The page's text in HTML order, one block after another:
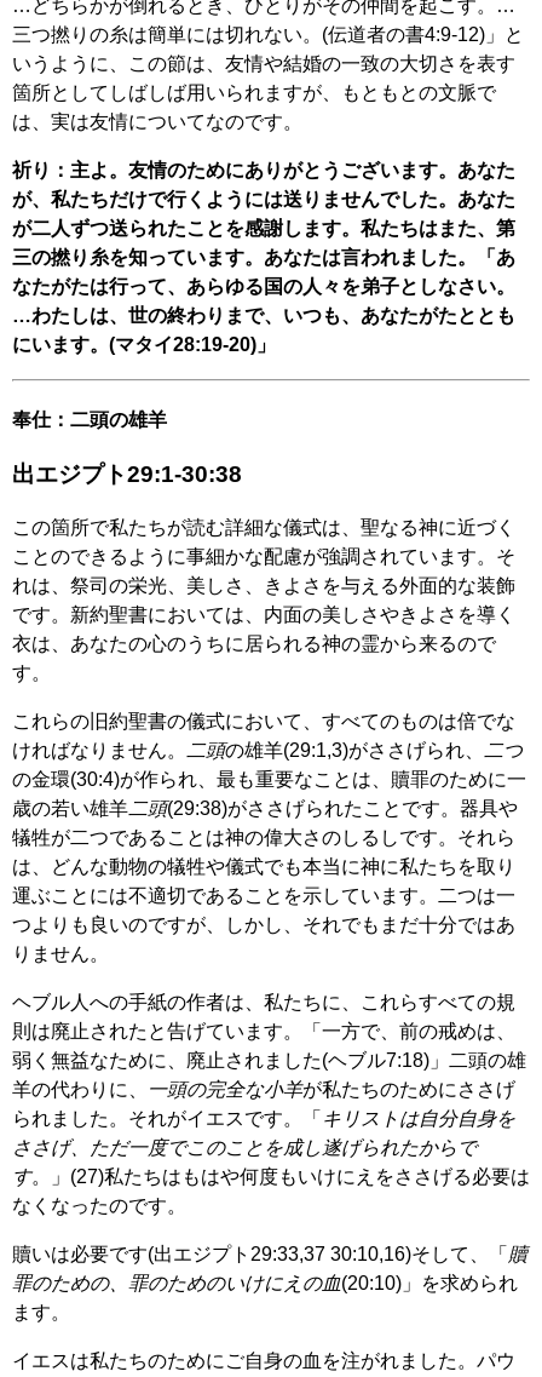
…どちらかが倒れるとき、ひとりがその仲間を起こす。…
三つ撚りの糸は簡単には切れない。(伝道者の書4:9-12)」と
いうように、この節は、友情や結婚の一致の大切さを表す
箇所としてしばしば用いられますが、もともとの文脈で
は、実は友情についてなのです。
祈り：主よ。友情のためにありがとうございます。あなた
が、私たちだけで行くようには送りませんでした。あなた
が二人ずつ送られたことを感謝します。私たちはまた、第
三の撚り糸を知っています。あなたは言われました。「あ
なたがたは行って、あらゆる国の人々を弟子としなさい。
…わたしは、世の終わりまで、いつも、あなたがたととも
にいます。(マタイ28:19-20)」
奉仕：二頭の雄羊
出エジプト29:1-30:38
この箇所で私たちが読む詳細な儀式は、聖なる神に近づく
ことのできるように事細かな配慮が強調されています。そ
れは、祭司の栄光、美しさ、きよさを与える外面的な装飾
です。新約聖書においては、内面の美しさやきよさを導く
衣は、あなたの心のうちに居られる神の霊から来るので
す。
これらの旧約聖書の儀式において、すべてのものは倍でな
ければなりません。
二頭の雄羊(29:1,3)がささげられ、
二つ
の金環(30:4)が作られ、最も重要なことは、贖罪のために一
歳の若い雄羊 二頭(29:38)がささげられたことです。器具や
犠牲が二つであることは神の偉大さのしるしです。それら
は、どんな動物の犠牲や儀式でも本当に神に私たちを取り
運ぶことには不適切であることを示しています。二つは一
つよりも良いのですが、しかし、それでもまだ十分ではあ
りません。
ヘブル人への手紙の作者は、私たちに、これらすべての規
則は廃止されたと告げています。「一方で、前の戒めは、
弱く無益なために、廃止されました(ヘブル7:18)」二頭の雄
羊の代わりに、
一頭の完全な小羊が私たちのためにささげ
られました。それがイエスです。「 キリストは自分自身を
ささげ、ただ一度でこのことを成し遂げられたからで
す。」(27)私たちはもはや何度もいけにえをささげる必要は
なくなったのです。
贖いは必要です(出エジプト29:33,37 30:10,16)そして、「 贖
罪のための、罪のためのいけにえの血(20:10)」を求められ
ます。
イエスは私たちのためにご自身の血を注がれました。パウ